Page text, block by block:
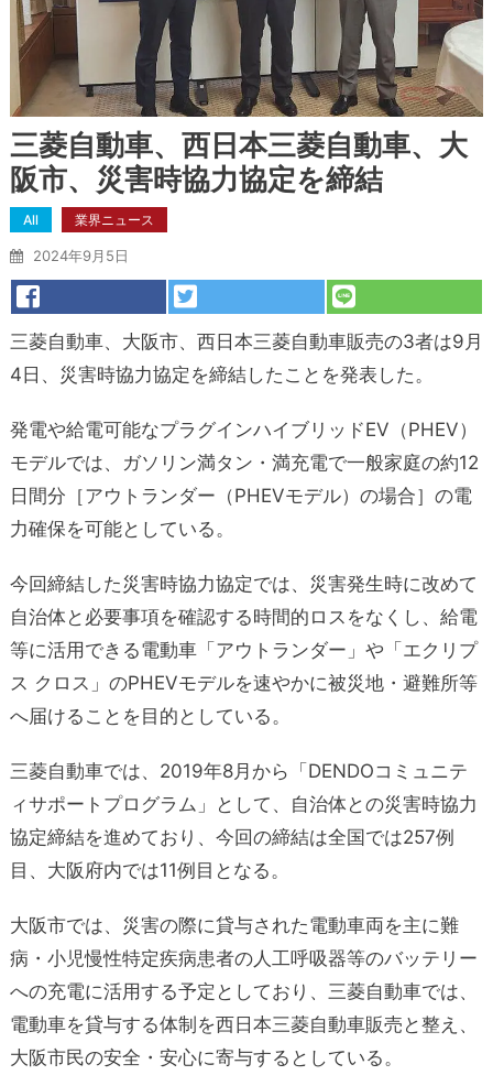
三菱自動車、西日本三菱自動車、大
阪市、災害時協力協定を締結
All 業界ニュース
2024年9月5日
三菱自動車、大阪市、西日本三菱自動車販売の3者は9月
4日、災害時協力協定を締結したことを発表した。
発電や給電可能なプラグインハイブリッドEV（PHEV）
モデルでは、ガソリン満タン・満充電で一般家庭の約12
日間分［アウトランダー（PHEVモデル）の場合］の電
力確保を可能としている。
今回締結した災害時協力協定では、災害発生時に改めて
自治体と必要事項を確認する時間的ロスをなくし、給電
等に活用できる電動車「アウトランダー」や「エクリプ
ス クロス」のPHEVモデルを速やかに被災地・避難所等
へ届けることを目的としている。
三菱自動車では、2019年8月から「DENDOコミュニテ
ィサポートプログラム」として、自治体との災害時協力
協定締結を進めており、今回の締結は全国では257例
目、大阪府内では11例目となる。
大阪市では、災害の際に貸与された電動車両を主に難
病・小児慢性特定疾病患者の人工呼吸器等のバッテリー
への充電に活用する予定としており、三菱自動車では、
電動車を貸与する体制を西日本三菱自動車販売と整え、
大阪市民の安全・安心に寄与するとしている。